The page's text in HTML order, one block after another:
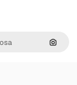
Cerca